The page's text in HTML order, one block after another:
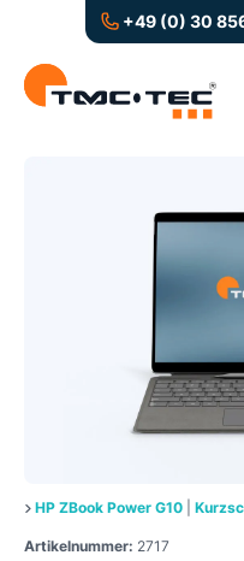
+49 (0) 30
HP ZBook Power G10
Artikelnummer: 2717